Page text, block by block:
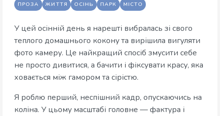
ПРОЗА ЖИТТЯ ОСІНЬ ПАРК МІСТО
У цей осінній день я нарешті вибралась зі свого
теплого домашнього кокону та вирішила вигуляти
фото камеру. Це найкращий спосіб змусити себе
не просто дивитися, а бачити і фіксувати красу, яка
ховається між гамором та сірістю.
Я роблю перший, неспішний кадр, опускаючись на
коліна. У цьому масштабі головне — фактура і